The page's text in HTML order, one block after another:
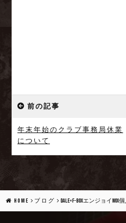
前の記事
年末年始のクラブ事務局休業
について
HOME ブログ DALE×f-boxエンジョイ